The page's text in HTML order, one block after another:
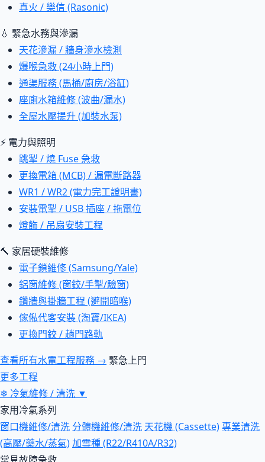
真火 / 樂信 (Rasonic)
💧 緊急水務與滲漏
天花滲漏 / 牆身滲水檢測
爆喉急救 (24小時上門)
通渠服務 (馬桶/廚房/浴缸)
座廁水箱維修 (波曲/漏水)
全屋水壓提升 (加裝水泵)
⚡ 電力與照明
跳掣 / 燒 Fuse 急救
更換電箱 (MCB) / 漏電斷路器
WR1 / WR2 (電力完工證明書)
安裝電掣 / USB 插座 / 拖電位
燈飾 / 吊扇安裝工程
🔨 家居硬裝維修
電子鎖維修 (Samsung/Yale)
鋁窗維修 (窗鉸/手掣/驗窗)
鑽牆與掛牆工程 (避開暗喉)
傢俬代客安裝 (淘寶/IKEA)
更換門鉸 / 趟門路軌
查看所有水電工程服務 → 緊急上門
更多工程
❄ 冷氣維修 / 清洗 ▼
家用冷氣系列
窗口機維修/清洗 分體機維修/清洗 天花機 (Cassette)專業清洗
(高壓/藥水/蒸氣)加雪種 (R22/R410A/R32)